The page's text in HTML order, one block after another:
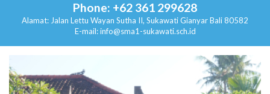
Phone: +62 361 299628
Alamat: Jalan Lettu Wayan Sutha II, SukawatiGianyar Bali 80582
E-mail: info@sma1-sukawati.sch.id